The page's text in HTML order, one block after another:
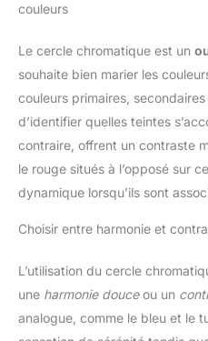
couleurs
Le cercle chromatique est un
souhaite bien marier les
couleurs primaires,
d’identifier quelles teintes
contraire, offrent un contraste
le rouge situés à l’opposé sur
dynamique lorsqu’ils sont
Choisir entre harmonie et
L’utilisation du cercle
une harmonie douceou un
analogue, comme le bleu et le